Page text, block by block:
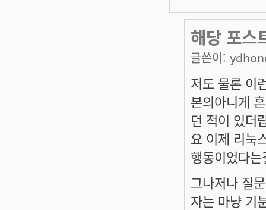
해당 포스
글쓴이:
저도 물론 이
본의아니게
던 적이 있더
요 이제 리눅
행동이었다
그나저나 질
자는 마냥 기